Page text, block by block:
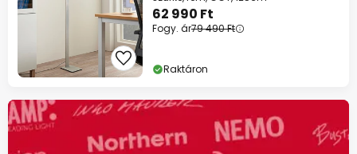
62 990 Ft
Fogy. ár79 490 Ft
Raktáron